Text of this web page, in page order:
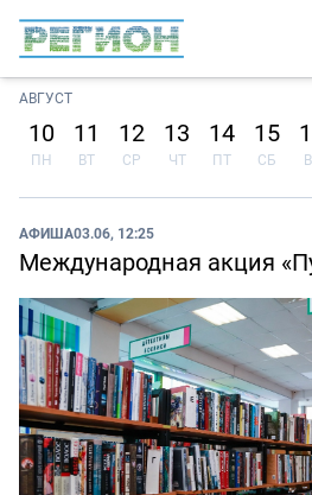
АВГУСТ
10
ПН
11
ВТ
12
СР
13
ЧТ
14
ПТ
15
СБ
АФИША03.06, 12:25
Международная акция